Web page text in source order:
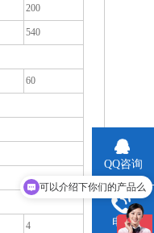
200
540
60
4
QQ咨询
电话
可以介绍下你们的产品么